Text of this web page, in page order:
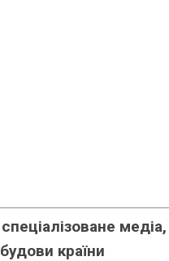
країни